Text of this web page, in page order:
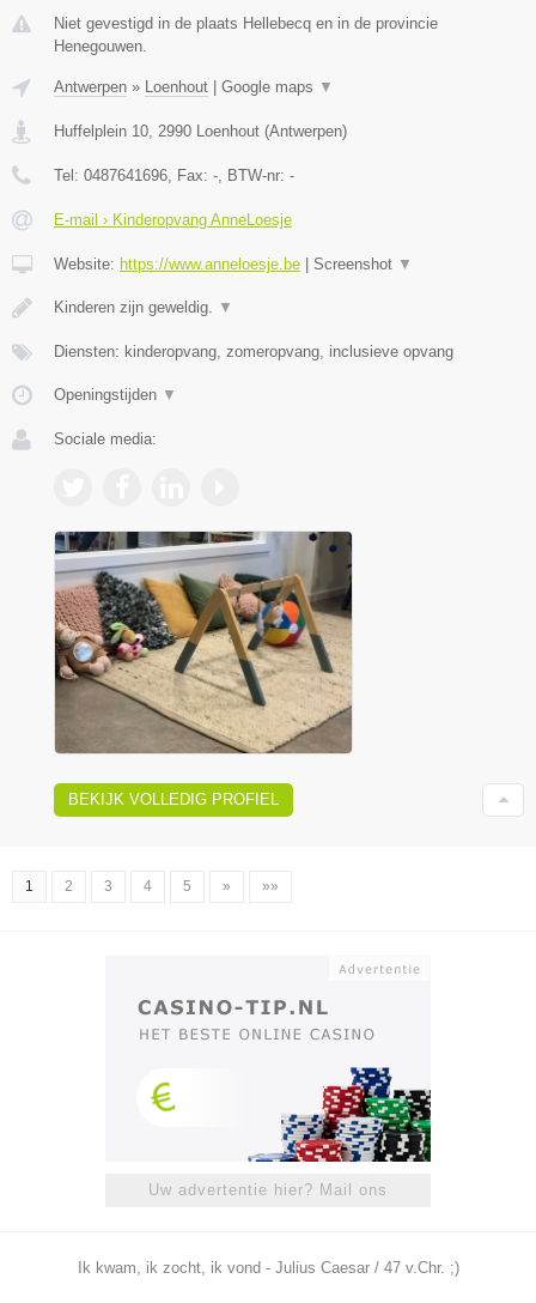
Niet gevestigd in de plaats Hellebecq en in de provincie
Henegouwen.
Antwerpen » Loenhout | Google maps ▼
Huffelplein 10 2990 Loenhout (Antwerpen)
Tel: 0487641696 , Fax: - , BTW-nr: -
E-mail › Kinderopvang AnneLoesje
Website: https://www.anneloesje.be | Screenshot ▼
Kinderen zijn geweldig. ▼
Diensten: kinderopvang, zomeropvang, inclusieve opvang
Openingstijden ▼
Sociale media:
BEKIJK VOLLEDIG PROFIEL
1 2 3 4 5 » »»
Uw advertentie hier? Mail ons
Ik kwam, ik zocht, ik vond - Julius Caesar / 47 v.Chr. ;)